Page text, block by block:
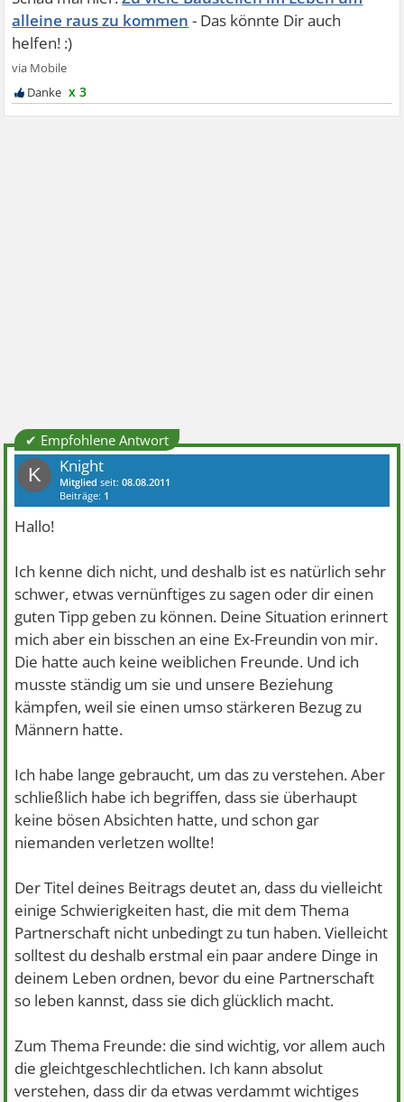
alleine raus zu kommen
x 3
✔ Empfohlene Antwort
K Knight
Mitglied seit:08.08.2011
Beiträge: 1
Hallo!
Ich kenne dich nicht, und deshalb ist es natürlich sehr
schwer, etwas vernünftiges zu sagen oder dir einen
guten Tipp geben zu können. Deine Situation erinnert
mich aber ein bisschen an eine Ex-Freundin von mir.
Die hatte auch keine weiblichen Freunde. Und ich
musste ständig um sie und unsere Beziehung
kämpfen, weil sie einen umso stärkeren Bezug zu
Männern hatte.
Ich habe lange gebraucht, um das zu verstehen. Aber
schließlich habe ich begriffen, dass sie überhaupt
keine bösen Absichten hatte, und schon gar
niemanden verletzen wollte!
Der Titel deines Beitrags deutet an, dass du vielleicht
einige Schwierigkeiten hast, die mit dem Thema
Partnerschaft nicht unbedingt zu tun haben. Vielleicht
solltest du deshalb erstmal ein paar andere Dinge in
deinem Leben ordnen, bevor du eine Partnerschaft
so leben kannst, dass sie dich glücklich macht.
Zum Thema Freunde: die sind wichtig, vor allem auch
die gleichtgeschlechtlichen. Ich kann absolut
verstehen, dass dir da etwas verdammt wichtiges